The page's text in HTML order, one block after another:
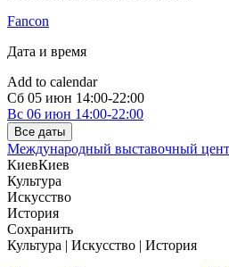
Fancon
Дата и время
Add to calendar
Сб 05 июн 14:00-22:00
Вс 06 июн 14:00-22:00
Все даты
Международный выставочный
КиевКиев
Культура
Искусство
История
Сохранить
Культура | Искусство | История